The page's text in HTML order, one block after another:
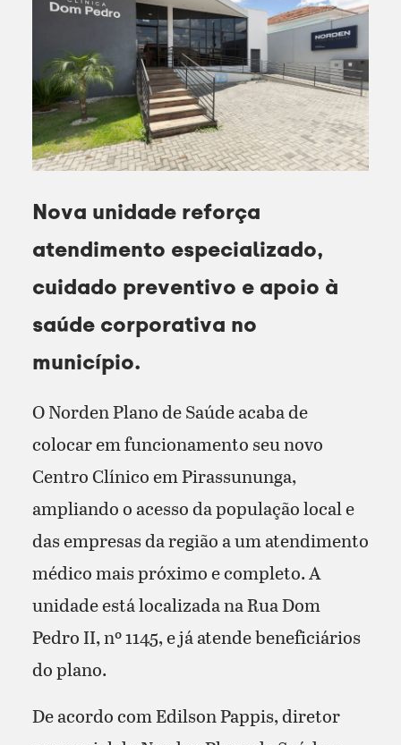
Nova unidade reforça
atendimento especializado,
cuidado preventivo e apoio à
saúde corporativa no
município.
O Norden Plano de Saúde acaba de
colocar em funcionamento seu novo
Centro Clínico em Pirassununga,
ampliando o acesso da população local e
das empresas da região a um atendimento
médico mais próximo e completo. A
unidade está localizada na Rua Dom
Pedro II, nº 1145, e já atende beneficiários
do plano.
De acordo com Edilson Pappis, diretor